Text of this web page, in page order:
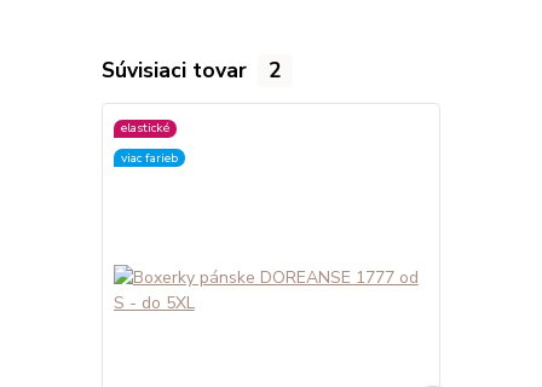
Súvisiaci tovar 2
elastické
viac farieb